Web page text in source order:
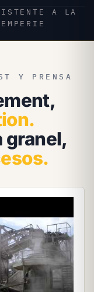
A LA
Y PRENSA
granel,